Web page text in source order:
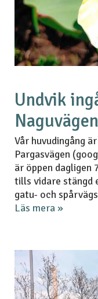
Undvik
Naguvägen
Vår huvudingång
Pargasvägen
är öppen dagligen
tills vidare stängd
gatu- och
Läs mera »